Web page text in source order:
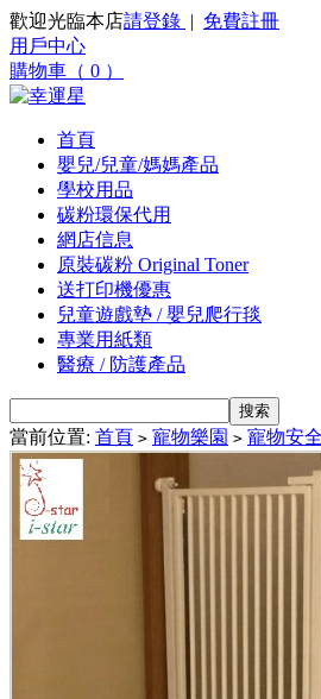
歡迎光臨本店請登錄 | 免費註冊
用戶中心
購物車（ 0 ）
首頁
嬰兒/兒童/媽媽產品
學校用品
碳粉環保代用
網店信息
原裝碳粉 Original Toner
送打印機優惠
兒童遊戲墊 / 嬰兒爬行毯
專業用紙類
醫療 / 防護產品
當前位置: 首頁 > 寵物樂園 > 寵物安